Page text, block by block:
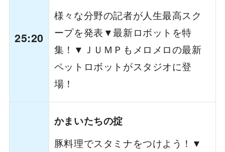
25:20
様々な分野の記者が人生最高スク
ープを発表▼最新ロボットを特
集！▼ＪＵＭＰもメロメロの最新
ペットロボットがスタジオに登
場！
かまいたちの掟
豚料理でスタミナをつけよう！▼